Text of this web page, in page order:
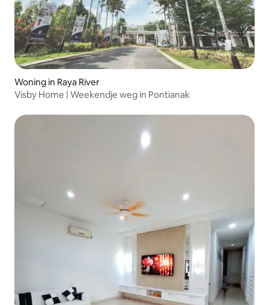
Woning in Raya River
Visby Home | Weekendje weg in Pontianak